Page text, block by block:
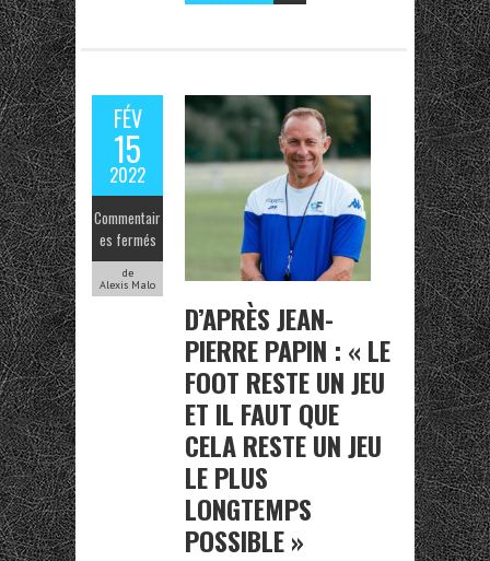
FÉV
15
2022
Commentair
es fermés
de
Alexis Malo
D’APRÈS JEAN-
PIERRE PAPIN : « LE
FOOT RESTE UN JEU
ET IL FAUT QUE
CELA RESTE UN JEU
LE PLUS
LONGTEMPS
POSSIBLE »